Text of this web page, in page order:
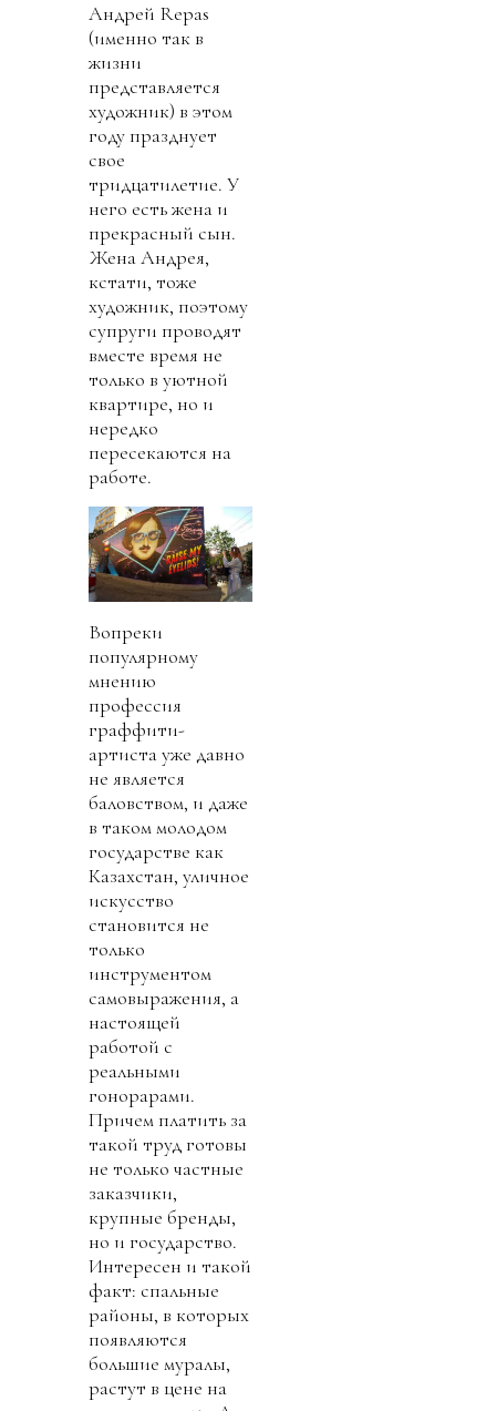
Андрей Repas
(именно так в
жизни
представляется
художник) в этом
году празднует
свое
тридцатилетие. У
него есть жена и
прекрасный сын.
Жена Андрея,
кстати, тоже
художник, поэтому
супруги проводят
вместе время не
только в уютной
квартире, но и
нередко
пересекаются на
работе.
Вопреки
популярному
мнению
профессия
граффити-
артиста уже давно
не является
баловством, и даже
в таком молодом
государстве как
Казахстан, уличное
искусство
становится не
только
инструментом
самовыражения, а
настоящей
работой с
реальными
гонорарами.
Причем платить за
такой труд готовы
не только частные
заказчики,
крупные бренды,
но и государство.
Интересен и такой
факт: спальные
районы, в которых
появляются
большие муралы,
растут в цене на